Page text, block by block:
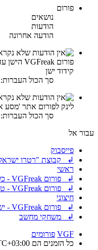
פורום
נושאים
הודעות
הודעה אחרונה
קידוד ישן
סך הכול העברות: 1964283
לינק לפורום אתר
סך הכול העברות: 1906699
עבור אל
פייסבוק
↲ קבוצת "רטרו
ראשי
↲ פורום VGFreak - כללי
↲ פורום VGFreak - טכני
חיצוני
↲ פורום VGFreak - ישן
↲ משחקי מחשב
VGF פורומים
כל הזמנים הם